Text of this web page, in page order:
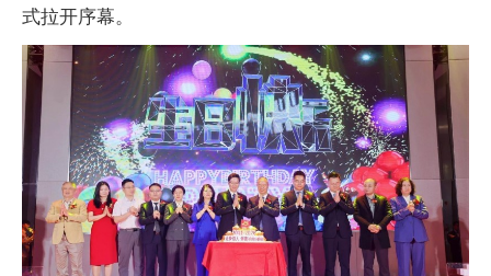
式拉开序幕。